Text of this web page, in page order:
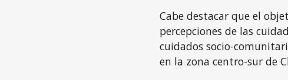
Cabe destacar que el
percepciones de las
cuidados socio-
en la zona centro-sur de